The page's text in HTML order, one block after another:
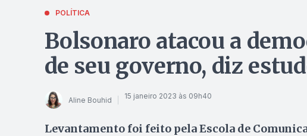
POLÍTICA
Bolsonaro atacou a
de seu governo, diz
Aline Bouhid 15 janeiro 2023 às 09h40
Levantamento foi feito pela Escola de